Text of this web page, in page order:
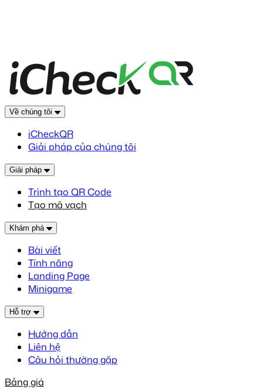
Về chúng tôi
iCheckQR
Giải pháp của chúng tôi
Giải pháp
Trình tạo QR Code
Tạo mã vạch
Khám phá
Bài viết
Tính năng
Landing Page
Minigame
Hỗ trợ
Hướng dẫn
Liên hệ
Câu hỏi thường gặp
Bảng giá